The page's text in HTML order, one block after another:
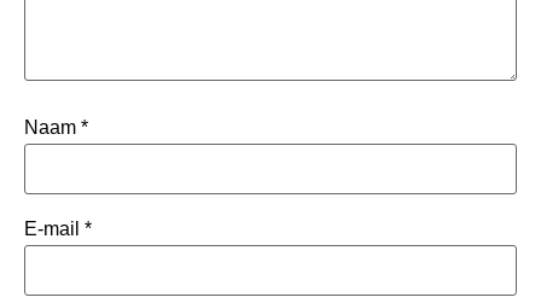
Naam *
E-mail *